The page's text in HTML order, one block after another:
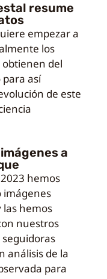
resume
empezar a
los
obtienen del
así
de este
a
hemos
imágenes
las hemos
nuestros
análisis de la
para